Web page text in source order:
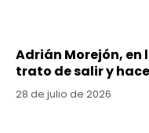
Adrián Morejón, en
trato de salir y
28 de julio de 2026